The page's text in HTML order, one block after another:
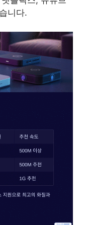
니다.